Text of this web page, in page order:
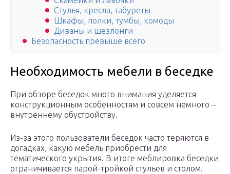
Стулья, кресла, табуреты
Шкафы, полки, тумбы, комоды
Диваны и шезлонги
Безопасность превыше всего
Необходимость мебели в беседке
При обзоре беседок много внимания уделяется
конструкционным особенностям и совсем немного –
внутреннему обустройству.
Из-за этого пользователи беседок часто теряются в
догадках, какую мебель приобрести для
тематического укрытия. В итоге меблировка беседки
ограничивается парой-тройкой стульев и столом.